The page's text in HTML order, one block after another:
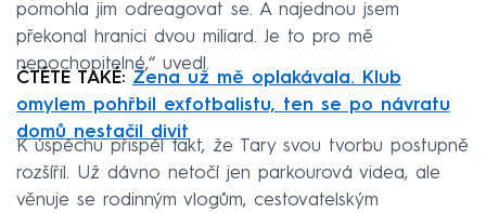
pomohla jim odreagovat se. A najednou jsem
překonal hranici dvou miliard. Je to pro mě
nepochopitelné,“ uvedl.
ČTĚTE TAKÉ: Žena už mě oplakávala. Klub
omylem pohřbil exfotbalistu, ten se po návratu
domů nestačil divit
K úspěchu přispěl fakt, že Tary svou tvorbu postupně
rozšířil. Už dávno netočí jen parkourová videa, ale
věnuje se rodinným vlogům, cestovatelským